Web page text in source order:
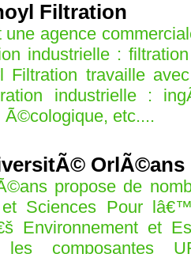
Filtration
une agence
industrielle :
Filtration travaille
industrielle :
etc....
OrlÃ©ans
propose de
et Sciences Pour
Environnement et
composantes